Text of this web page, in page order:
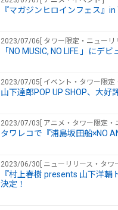
『マガジンヒロインフェス』
2023/07/06[ タワー限定・ニューリ
「NO MUSIC, NO LIFE.」にデ
2023/07/05[ イベント・タワー限定
山下達郎POP UP SHOP、大
2023/07/03[ アニメ・タワー限定・
タワレコで『浦島坂田船×NO
2023/06/30[ ニューリリース・タワ
『村上春樹 presents 山下洋
決定！